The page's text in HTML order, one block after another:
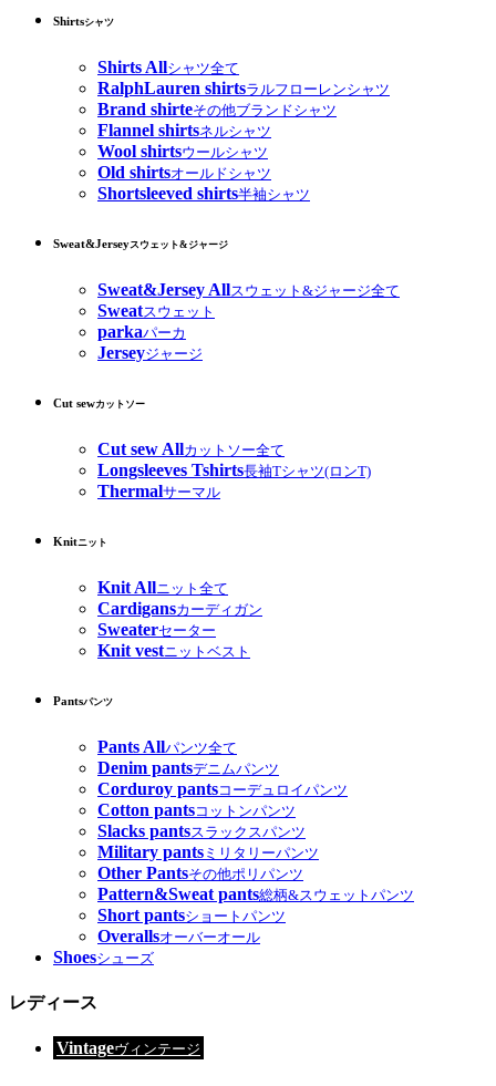
Shirtsシャツ
Shirts Allシャツ全て
RalphLauren shirtsラルフローレンシャツ
Brand shirteその他ブランドシャツ
Flannel shirtsネルシャツ
Wool shirtsウールシャツ
Old shirtsオールドシャツ
Shortsleeved shirts半袖シャツ
Sweat&Jerseyスウェット&ジャージ
Sweat&Jersey Allスウェット&ジャージ全て
Sweatスウェット
parkaパーカ
Jerseyジャージ
Cut sewカットソー
Cut sew Allカットソー全て
Longsleeves Tshirts長袖Tシャツ(ロンT)
Thermalサーマル
Knitニット
Knit Allニット全て
Cardigansカーディガン
Sweaterセーター
Knit vestニットベスト
Pantsパンツ
Pants Allパンツ全て
Denim pantsデニムパンツ
Corduroy pantsコーデュロイパンツ
Cotton pantsコットンパンツ
Slacks pantsスラックスパンツ
Military pants ミリタリーパンツ
Other Pantsその他ポリパンツ
Pattern&Sweat pants総柄&スウェットパンツ
Short pantsショートパンツ
Overallsオーバーオール
Shoesシューズ
レディース
Vintageヴィンテージ